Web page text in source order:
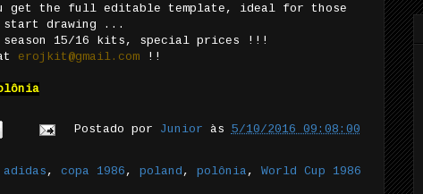
get the full editable template, ideal for those
start drawing ...
season 15/16 kits, special prices !!!
erojkit@gmail.com !!
Postado por Junior às 5/10/2016 09:08:00
adidas , copa 1986 , poland , polônia , World Cup 1986